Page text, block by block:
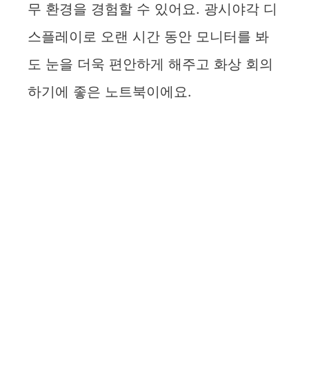
무 환경을 경험할 수 있어요. 광시야각 디
스플레이로 오랜 시간 동안 모니터를 봐
도 눈을 더욱 편안하게 해주고 화상 회의
하기에 좋은 노트북이에요.